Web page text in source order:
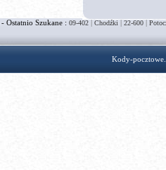
- Ostatnio Szukane : 09-402|Chodźki|22-600|
Kody-